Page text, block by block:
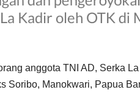
anggota TNI AD, Serka
Soribo, Manokwari, Papua